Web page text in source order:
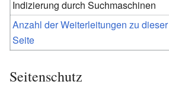
Indizierung durch Suchmaschinen
Anzahl der Weiterleitungen zu dieser
Seite
Seitenschutz